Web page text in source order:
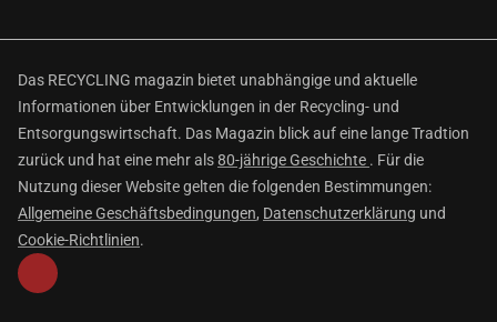
Das RECYCLING magazin bietet unabhängige und aktuelle
Informationen über Entwicklungen in der Recycling- und
Entsorgungswirtschaft. Das Magazin blick auf eine lange Tradtion
zurück und hat eine mehr als80-jährige Geschichte . Für die
Nutzung dieser Website gelten die folgenden Bestimmungen:
Allgemeine Geschäftsbedingungen, Datenschutzerklärung und
Cookie-Richtlinien.